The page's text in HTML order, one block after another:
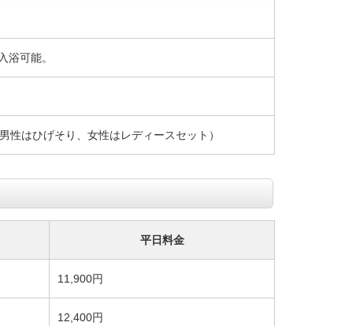
浴可能。
はひげそり、女性はレディースセット）
平日料金
11,900円
12,400円